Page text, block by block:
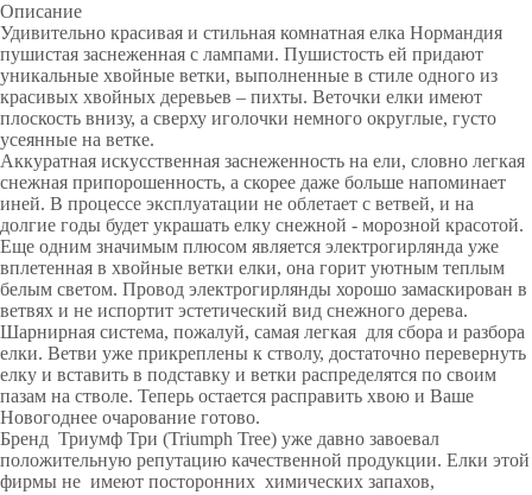
Описание
Удивительно красивая и стильная комнатная елка Нормандия
пушистая заснеженная с лампами. Пушистость ей придают
уникальные хвойные ветки, выполненные в стиле одного из
красивых хвойных деревьев – пихты. Веточки елки имеют
плоскость внизу, а сверху иголочки немного округлые, густо
усеянные на ветке.
Аккуратная искусственная заснеженность на ели, словно легкая
снежная припорошенность, а скорее даже больше напоминает
иней. В процессе эксплуатации не облетает с ветвей, и на
долгие годы будет украшать елку снежной - морозной красотой.
Еще одним значимым плюсом является электрогирлянда уже
вплетенная в хвойные ветки елки, она горит уютным теплым
белым светом. Провод электрогирлянды хорошо замаскирован в
ветвях и не испортит эстетический вид снежного дерева.
Шарнирная система, пожалуй, самая легкая для сбора и разбора
елки. Ветви уже прикреплены к стволу, достаточно перевернуть
елку и вставить в подставку и ветки распределятся по своим
пазам на стволе. Теперь остается расправить хвою и Ваше
Новогоднее очарование готово.
Бренд Триумф Три (Triumph Tree) уже давно завоевал
положительную репутацию качественной продукции. Елки этой
фирмы не имеют посторонних химических запахов,